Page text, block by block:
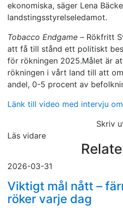
ekonomiska, säger Lena
landstingsstyrelseledamot.
Tobacco Endgame – Rökfritt
att få till stånd ett politiskt
för rökningen 2025.Målet är
rökningen i vårt land till att
andel, 0-5 procent av
Länk till video med intervju
Skriv
Läs vidare
2026-03-31
Viktigt mål nått –
röker varje dag